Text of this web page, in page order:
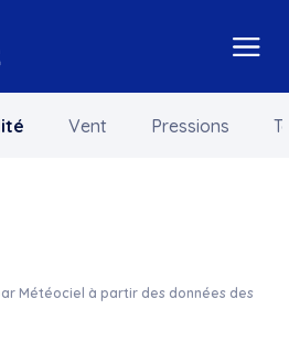
Vent Pressions
Météociel à partir des données des